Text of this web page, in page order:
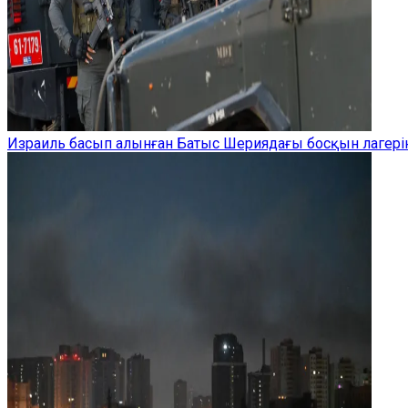
Израиль басып алынған Батыс Шериядағы босқын